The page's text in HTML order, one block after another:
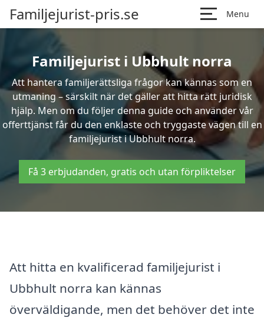
Familjejurist-pris.se Menu
Familjejurist i Ubbhult norra
Att hantera familjerättsliga frågor kan kännas som en
utmaning – särskilt när det gäller att hitta rätt juridisk
hjälp. Men om du följer denna guide och använder vår
offerttjänst får du den enklaste och tryggaste vägen till en
familjejurist i Ubbhult norra.
Få 3 erbjudanden, gratis och utan förpliktelser
Att hitta en kvalificerad familjejurist i
Ubbhult norra kan kännas
överväldigande, men det behöver det inte